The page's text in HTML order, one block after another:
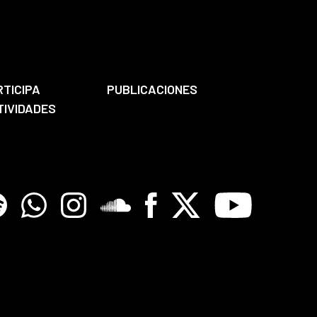
PUBLICACIONES
WhatsappInstagramSoundcloreFacebook
X Youtube